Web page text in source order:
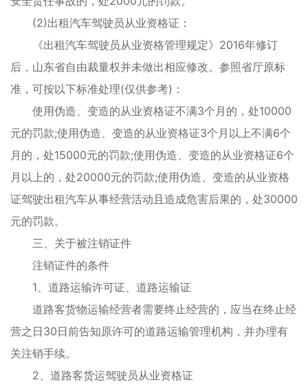
(2)出租汽车驾驶员从业资格证：
《出租汽车驾驶员从业资格管理规定》2016年修订
后，山东省自由裁量权并未做出相应修改。参照省厅原标
准，可按以下标准处理(仅供参考)：
使用伪造、变造的从业资格证不满3个月的，处10000
元的罚款;使用伪造、变造的从业资格证3个月以上不满6个
月的，处15000元的罚款;使用伪造、变造的从业资格证6个
月以上的，处20000元的罚款;使用伪造、变造的从业资格
证驾驶出租汽车从事经营活动且造成危害后果的，处30000
元的罚款。
三、关于被注销证件
注销证件的条件
1、道路运输许可证、道路运输证
道路客货物运输经营者需要终止经营的，应当在终止经
营之日30日前告知原许可的道路运输管理机构，并办理有
关注销手续。
2、道路客货运驾驶员从业资格证